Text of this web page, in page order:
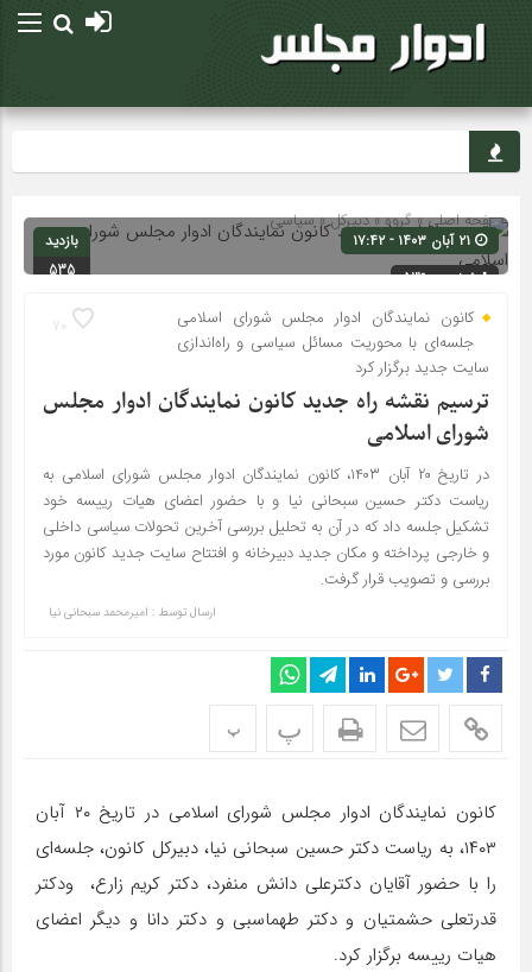
صفحه اصلی» گروه »دبیرکل»سیاسی
شناسه : 539
بازدید
535
70
کانون نمایندگان ادوار مجلس شورای اسلامی
جلسه‌ای با محوریت مسائل سیاسی و راه‌اندازی
سایت جدید برگزار کرد
ترسیم نقشه راه جدید کانون نمایندگان ادوار مجلس
شورای اسلامی
در تاریخ ۲۰ آبان ۱۴۰۳، کانون نمایندگان ادوار مجلس شورای اسلامی به
ریاست دکتر حسین سبحانی نیا و با حضور اعضای هیات رییسه خود
تشکیل جلسه داد که در آن به تحلیل بررسی آخرین تحولات سیاسی داخلی
و خارجی پرداخته و مکان جدید دبیرخانه و افتتاح سایت جدید کانون مورد
بررسی و تصویب قرار گرفت.
ارسال توسط : امیرمحمد سبحانی نیا
پ پ
کانون نمایندگان ادوار مجلس شورای اسلامی در تاریخ ۲۰ آبان
۱۴۰۳، به ریاست دکتر حسین سبحانی نیا، دبیرکل کانون، جلسه‌ای
را با حضور آقایان دکترعلی دانش منفرد، دکتر کریم زارع، ودکتر
قدرتعلی حشمتیان و دکتر طهماسبی و دکتر دانا و دیگر اعضای
هیات رییسه برگزار کرد.